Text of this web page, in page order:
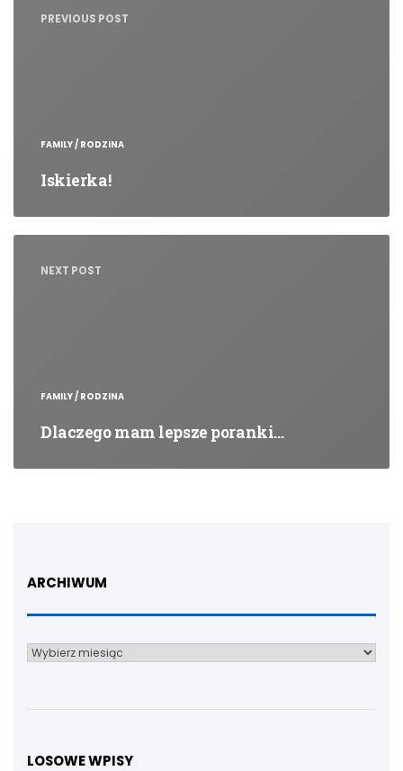
PREVIOUS POST
FAMILY / RODZINA
Iskierka!
NEXT POST
FAMILY / RODZINA
Dlaczego mam lepsze poranki…
ARCHIWUM
Archiwum
LOSOWE WPISY